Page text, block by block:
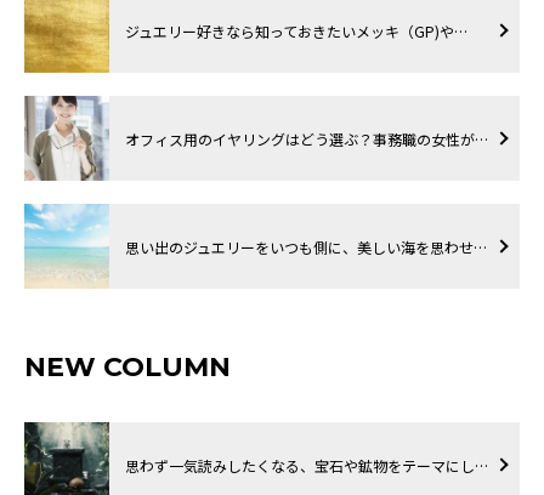
ジュエリー好きなら知っておきたいメッキ（GP)や…
オフィス用のイヤリングはどう選ぶ？事務職の女性が…
思い出のジュエリーをいつも側に、美しい海を思わせ…
NEW COLUMN
思わず一気読みしたくなる、宝石や鉱物をテーマにし…